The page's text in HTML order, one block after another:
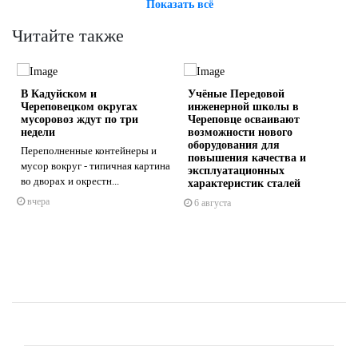
Показать всё
Читайте также
В Кадуйском и
Череповецком округах
мусоровоз ждут по три
недели
Переполненные контейнеры и
мусор вокруг - типичная картина
во дворах и окрестн...
вчера
Учёные Передовой
инженерной школы в
Череповце осваивают
возможности нового
оборудования для
повышения качества и
эксплуатационных
характеристик сталей
6 августа